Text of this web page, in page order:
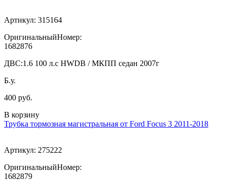
Артикул: 315164
ОригинальныйНомер:
1682876
ДВС:1.6 100 л.с HWDB / МКПП седан 2007г
Б.у.
400 руб.
В корзину
Трубка тормозная магистральная от Ford Focus 3 2011-2018
Артикул: 275222
ОригинальныйНомер:
1682879